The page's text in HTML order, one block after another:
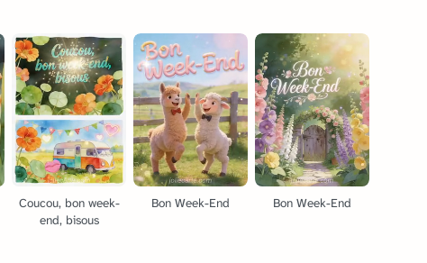
Coucou, bon week-
end, bisous
Bon Week-End Bon Week-End